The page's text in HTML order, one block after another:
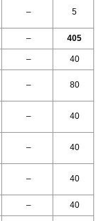
– 5
– 405
– 40
– 80
– 40
– 40
– 40
– 40